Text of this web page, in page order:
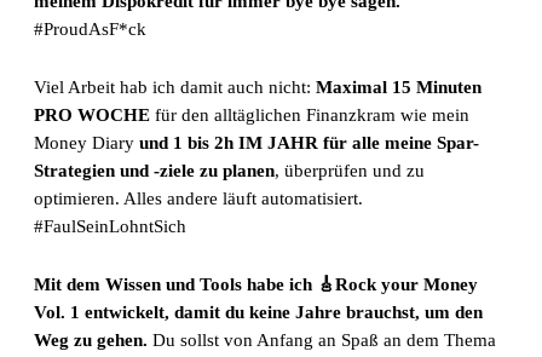
#ProudAsF*ck
Viel Arbeit hab ich damit auch nicht: Maximal 15 Minuten
PRO WOCHE für den alltäglichen Finanzkram wie mein
Money Diary und 1 bis 2h IM JAHR für alle meine Spar-
Strategien und -ziele zu planen, überprüfen und zu
optimieren. Alles andere läuft automatisiert.
#FaulSeinLohntSich
Mit dem Wissen und Tools habe ich 🎸Rock your Money
Vol. 1 entwickelt, damit du keine Jahre brauchst, um den
Weg zu gehen. Du sollst von Anfang an Spaß an dem Thema